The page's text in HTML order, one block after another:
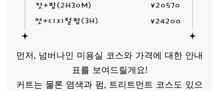
먼저, 넘버나인 미용실 코스와 가격에 대한 안내
표를 보여드릴게요!
커트는 물론 염색과 펌, 트리트먼트 코스도 있으